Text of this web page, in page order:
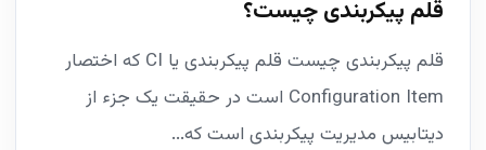
قلم پیکربندی چیست؟
قلم پیکربندی چیست قلم پیکربندی یا CI که اختصار
Configuration Item‌ است در حقیقت یک جزء از
دیتابیس مدیریت پیکربندی است که...